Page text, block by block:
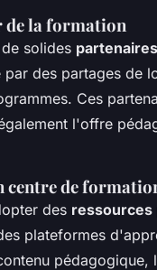
de la formation
solides
des partages de
Ces
l'offre
centre de
des ressources
plateformes
pédagogique,